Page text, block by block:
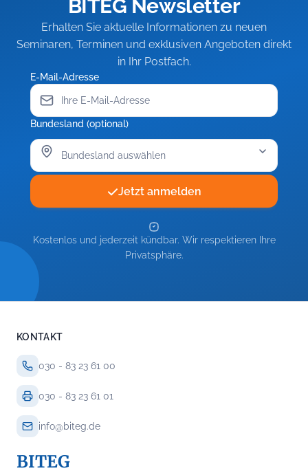
BITEG Newsletter
Erhalten Sie aktuelle Informationen zu neuen
Seminaren, Terminen und exklusiven Angeboten direkt
in Ihr Postfach.
E-Mail-Adresse
Bundesland (optional)
Jetzt anmelden
Kostenlos und jederzeit kündbar. Wir respektieren Ihre
Privatsphäre.
KONTAKT
030 - 83 23 61 00
030 - 83 23 61 01
info@biteg.de
BITEG